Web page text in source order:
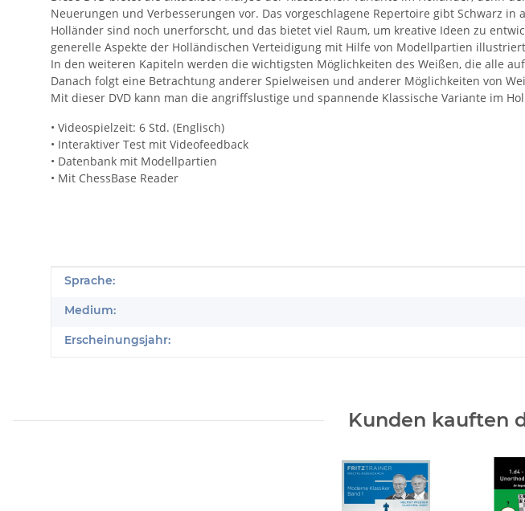
Neuerungen und Verbesserungen vor. Das vorgeschlagene Repertoire gibt Schwarz
Holländer sind noch unerforscht, und das bietet viel Raum, um kreative Ideen zu
generelle Aspekte der Holländischen Verteidigung mit Hilfe von Modellpartien
In den weiteren Kapiteln werden die wichtigsten Möglichkeiten des Weißen, die alle
Danach folgt eine Betrachtung anderer Spielweisen und anderer Möglichkeiten von
Mit dieser DVD kann man die angriffslustige und spannende Klassische Variante im
• Videospielzeit: 6 Std. (Englisch)
• Interaktiver Test mit Videofeedback
• Datenbank mit Modellpartien
• Mit ChessBase Reader
Produkteigenschaft
Wert
Sprache:
Medium:
Erscheinungsjahr:
Kunden kauften